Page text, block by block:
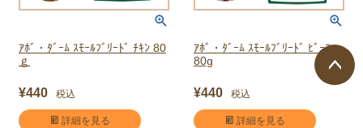
ｱﾎﾞ・ﾀﾞｰﾑ ｽﾓｰﾙﾌﾞﾘｰﾄﾞ ﾁｷﾝ 80
ｇ
¥440 税込
詳細を見る
ｱﾎﾞ・ﾀﾞｰﾑ ｽﾓｰﾙﾌﾞﾘｰﾄﾞ ﾋﾞｰﾌ
80g
¥440 税込
詳細を見る
トップ